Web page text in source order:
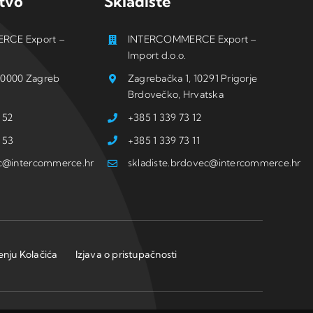
Export –
Zagreb
INTERCOMMERCE Export –
Import d.o.o.
Zagrebačka 1, 10291 Prigorje
Brdovečko, Hrvatska
+385 1 339 73 12
+385 1 339 73 11
skladiste.brdovec@intercommerce.hr
Kolačića Izjava o pristupačnosti